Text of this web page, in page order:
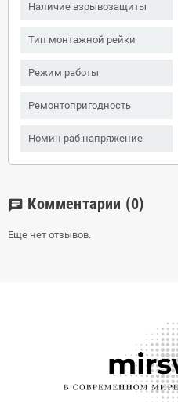
Наличие взрывозащиты
Тип монтажной рейки
Режим работы
Ремонтопригодность
Номин раб напряжение
chat Комментарии (0)
Еще нет отзывов.